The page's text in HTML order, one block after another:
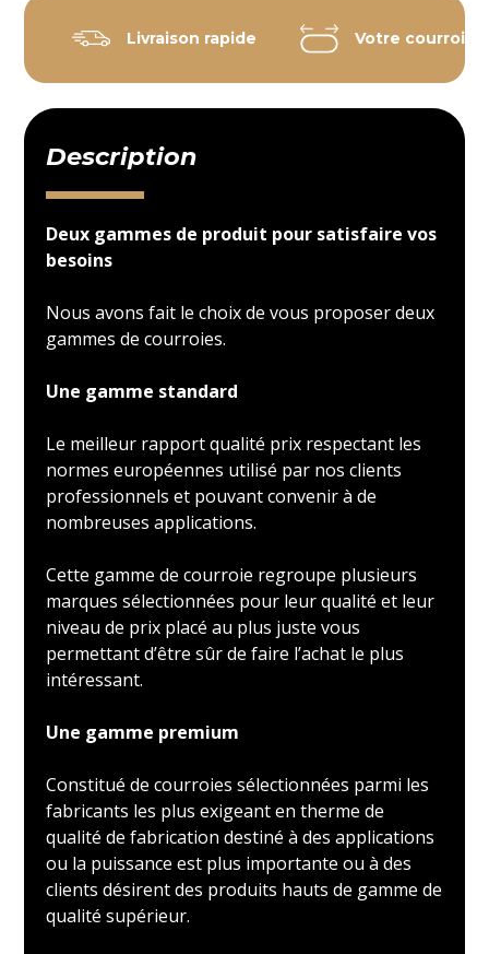
Livraison rapide Votre courroie
Description
Deux gammes de produit pour satisfaire vos
besoins
Nous avons fait le choix de vous proposer deux
gammes de courroies.
Une gamme standard
Le meilleur rapport qualité prix respectant les
normes européennes utilisé par nos clients
professionnels et pouvant convenir à de
nombreuses applications.
Cette gamme de courroie regroupe plusieurs
marques sélectionnées pour leur qualité et leur
niveau de prix placé au plus juste vous
permettant d’être sûr de faire l’achat le plus
intéressant.
Une gamme premium
Constitué de courroies sélectionnées parmi les
fabricants les plus exigeant en therme de
qualité de fabrication destiné à des applications
ou la puissance est plus importante ou à des
clients désirent des produits hauts de gamme de
qualité supérieur.